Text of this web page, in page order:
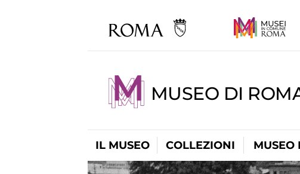
MUSEO DI
IL MUSEO COLLEZIONI MUSEO